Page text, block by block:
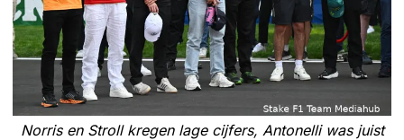
Norris en Stroll kregen lage cijfers, Antonelli was juist